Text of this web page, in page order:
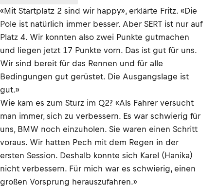
«Mit Startplatz 2 sind wir happy», erklärte Fritz. «Die
Pole ist natürlich immer besser. Aber SERT ist nur auf
Platz 4. Wir konnten also zwei Punkte gutmachen
und liegen jetzt 17 Punkte vorn. Das ist gut für uns.
Wir sind bereit für das Rennen und für alle
Bedingungen gut gerüstet. Die Ausgangslage ist
gut.»
Wie kam es zum Sturz im Q2? «Als Fahrer versucht
man immer, sich zu verbessern. Es war schwierig für
uns, BMW noch einzuholen. Sie waren einen Schritt
voraus. Wir hatten Pech mit dem Regen in der
ersten Session. Deshalb konnte sich Karel (Hanika)
nicht verbessern. Für mich war es schwierig, einen
großen Vorsprung herauszufahren.»